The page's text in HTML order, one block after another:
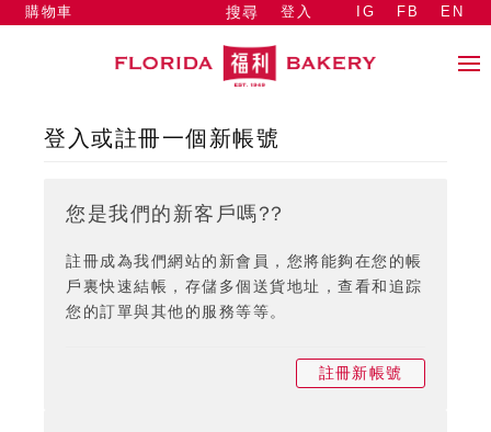
搜尋 登入
購物車 IG FB EN
登入或註冊一個新帳號
您是我們的新客戶嗎??
註冊成為我們網站的新會員，您將能夠在您的帳
戶裏快速結帳，存儲多個送貨地址，查看和追踪
您的訂單與其他的服務等等。
註冊新帳號